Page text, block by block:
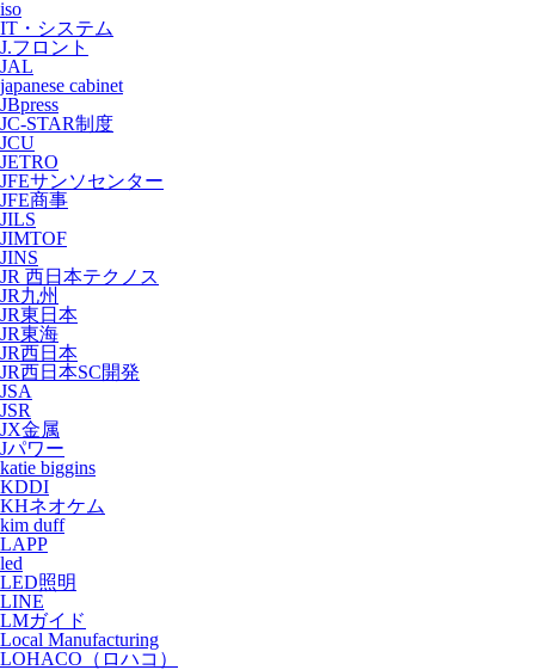
iso
IT・システム
J.フロント
JAL
japanese cabinet
JBpress
JC-STAR制度
JCU
JETRO
JFEサンソセンター
JFE商事
JILS
JIMTOF
JINS
JR 西日本テクノス
JR九州
JR東日本
JR東海
JR西日本
JR西日本SC開発
JSA
JSR
JX金属
Jパワー
katie biggins
KDDI
KHネオケム
kim duff
LAPP
led
LED照明
LINE
LMガイド
Local Manufacturing
LOHACO（ロハコ）